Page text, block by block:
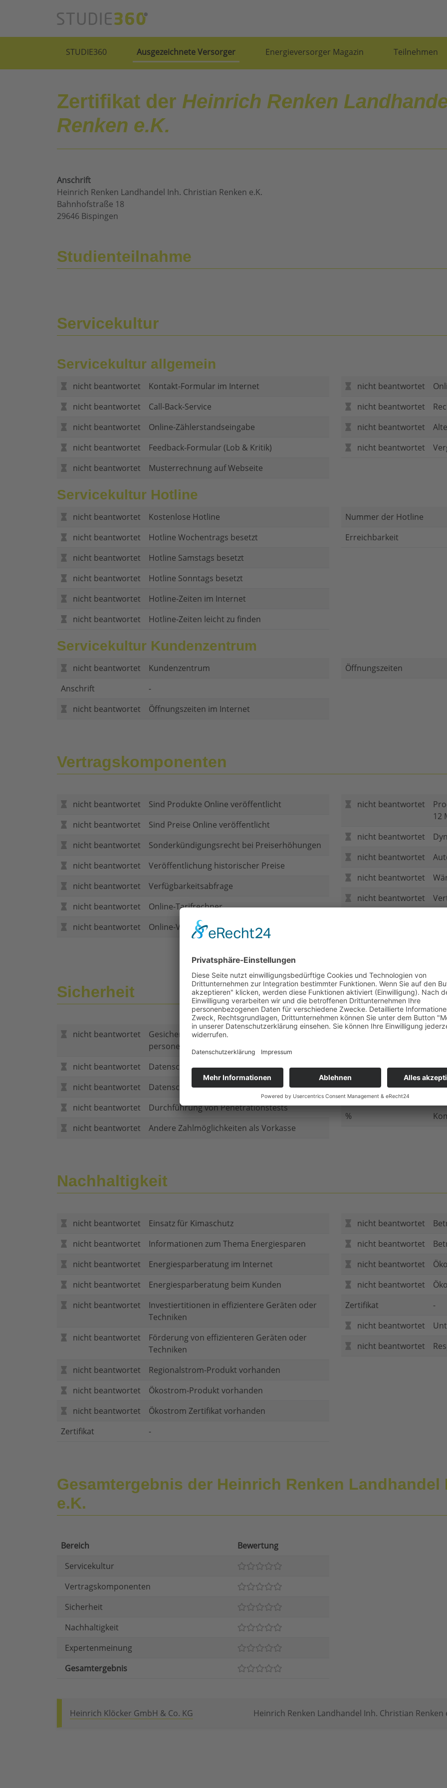
STUDIE360 Ausgezeichnete Versorger Energieversorger Magazin Teilnehmen
Zertifikat der Heinrich Renken
Renken e.K.
Anschrift
Heinrich Renken Landhandel Inh. Christian Renken e.K.
Bahnhofstraße 18
29646 Bispingen
Studienteilnahme
Servicekultur
Servicekultur allgemein
nicht beantwortet
Kontakt-Formular im Internet
nicht beantwortet
Call-Back-Service
nicht beantwortet
Online-Zählerstandseingabe
nicht beantwortet
Feedback-Formular (Lob & Kritik)
nicht beantwortet
Musterrechnung auf Webseite
nicht beantwortet
nicht beantwortet
nicht beantwortet
nicht beantwortet
Servicekultur Hotline
nicht beantwortet
Kostenlose Hotline
nicht beantwortet
Hotline Wochentrags besetzt
nicht beantwortet
Hotline Samstags besetzt
nicht beantwortet
Hotline Sonntags besetzt
nicht beantwortet
Hotline-Zeiten im Internet
nicht beantwortet
Hotline-Zeiten leicht zu finden
Nummer der Hotline
Erreichbarkeit
Servicekultur Kundenzentrum
nicht beantwortet
Kundenzentrum
Anschrift
-
nicht beantwortet
Öffnungszeiten im Internet
Öffnungszeiten
Vertragskomponenten
nicht beantwortet
Sind Produkte Online veröffentlicht
nicht beantwortet
Sind Preise Online veröffentlicht
nicht beantwortet
Sonderkündigungsrecht bei Preiserhöhungen
nicht beantwortet
Veröffentlichung historischer Preise
nicht beantwortet
Verfügbarkeitsabfrage
nicht beantwortet
Online-Tarifrechner
nicht beantwortet
Online-Vertragsabschluss
nicht beantwortet
12
nicht beantwortet
nicht beantwortet
nicht beantwortet
nicht beantwortet
Sicherheit
nicht beantwortet
Gesicherte Verbindung bei
personenbezogenen Daten
nicht beantwortet
Datenschutzerklärung
nicht beantwortet
Datenschutzerklärung im Internet
nicht beantwortet
Durchführung von Penetrationstests
nicht beantwortet
Andere Zahlmöglichkeiten als Vorkasse
nicht beantwortet
nicht beantwortet
%
Nachhaltigkeit
nicht beantwortet
Einsatz für Kimaschutz
nicht beantwortet
Informationen zum Thema Energiesparen
nicht beantwortet
Energiesparberatung im Internet
nicht beantwortet
Energiesparberatung beim Kunden
nicht beantwortet
Investiertitionen in effizientere Geräten oder
Techniken
nicht beantwortet
Förderung von effizienteren Geräten oder
Techniken
nicht beantwortet
Regionalstrom-Produkt vorhanden
nicht beantwortet
Ökostrom-Produkt vorhanden
nicht beantwortet
Ökostrom Zertifikat vorhanden
Zertifikat
-
nicht beantwortet
nicht beantwortet
nicht beantwortet
nicht beantwortet
Zertifikat
-
nicht beantwortet
nicht beantwortet
Gesamtergebnis der Heinrich Renken Landhandel
e.K.
Bereich
Bewertung
Servicekultur
Vertragskomponenten
Sicherheit
Nachhaltigkeit
Expertenmeinung
Gesamtergebnis
Heinrich Klöcker GmbH & Co. KG Heinrich Renken Landhandel Inh. Christian Renken